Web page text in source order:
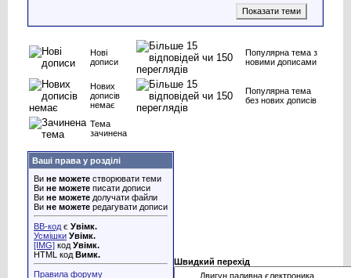
Нові
дописи
Популярна тема з
новими дописами
Нових
дописів
немає
Популярна тема
без нових дописів
Тема
зачинена
Ваші права у розділі
Ви не можете створювати теми
Ви не можете писати дописи
Ви не можете долучати файли
Ви не можете редагувати дописи
BB-код є Увімк.
Усмішки Увімк.
[IMG] код Увімк.
HTML код Вимк.
Правила форуму
Швидкий перехід